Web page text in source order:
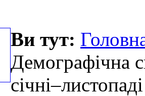
Ви тут:
Демографічна